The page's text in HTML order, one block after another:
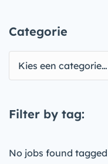
Categorie
Kies een categorie…
Filter by tag:
No jobs found